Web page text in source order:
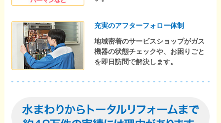
充実のアフターフォロー体制
地域密着のサービスショップがガス
機器の状態チェックや、お困りごと
を即日訪問で解決します。